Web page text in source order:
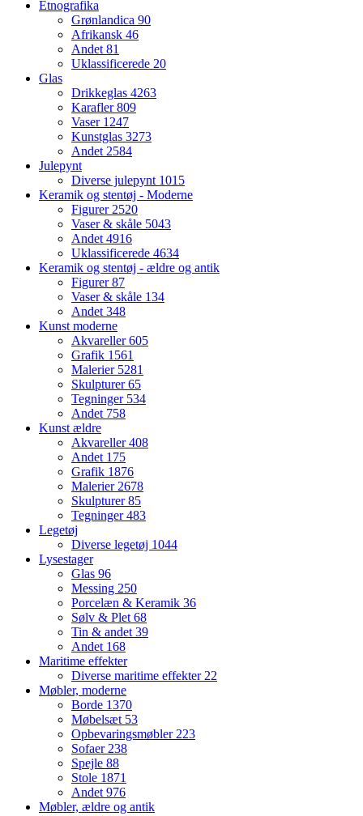
Etnografika
Grønlandica 90
Afrikansk 46
Andet81
Uklassificerede 20
Glas
Drikkeglas 4263
Karafler809
Vaser 1247
Kunstglas 3273
Andet2584
Julepynt
Diverse julepynt 1015
Keramik og stentøj - Moderne
Figurer2520
Vaser & skåle 5043
Andet4916
Uklassificerede 4634
Keramik og stentøj - ældre og antik
Figurer87
Vaser & skåle 134
Andet348
Kunst moderne
Akvareller605
Grafik 1561
Malerier 5281
Skulpturer65
Tegninger 534
Andet 758
Kunst ældre
Akvareller408
Andet 175
Grafik 1876
Malerier2678
Skulpturer85
Tegninger483
Legetøj
Diverse legetøj 1044
Lysestager
Glas 96
Messing 250
Porcelæn & Keramik 36
Sølv & Plet68
Tin & andet39
Andet 168
Maritime effekter
Diverse maritime effekter22
Møbler, moderne
Borde 1370
Møbelsæt 53
Opbevaringsmøbler223
Sofaer238
Spejle 88
Stole 1871
Andet976
Møbler, ældre og antik